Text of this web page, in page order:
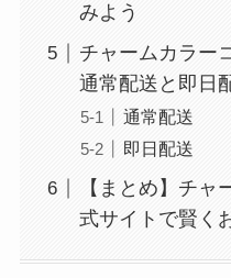
みよう
チャームカラー
通常配送と即日
通常配送
即日配送
【まとめ】チャ
式サイトで賢く